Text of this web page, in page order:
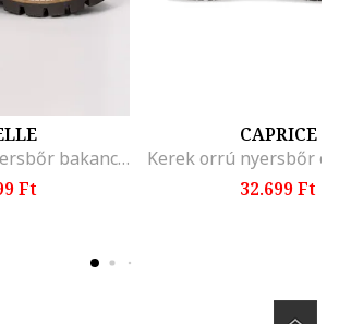
Vastag sarkú nyersbőr bakancs, Bézs
Ft
CAPRICE
32.699 Ft